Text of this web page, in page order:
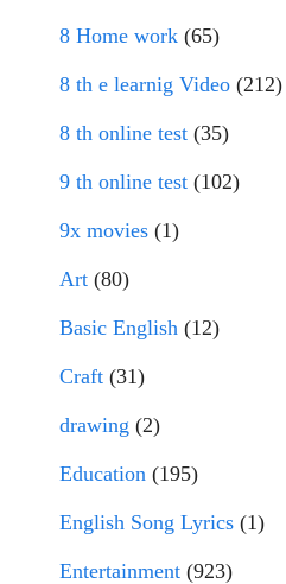
8 Home work (65)
8 th e learnig Video (212)
8 th online test (35)
9 th online test (102)
9x movies (1)
Art (80)
Basic English (12)
Craft (31)
drawing (2)
Education (195)
English Song Lyrics (1)
Entertainment (923)